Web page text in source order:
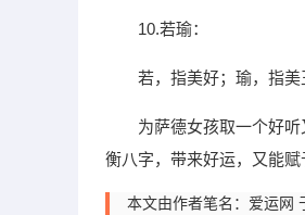
10.若瑜：
若，指美好；瑜，指美
为萨德女孩取一个好
衡八字，带来好运，又能赋
本文由作者笔名：爱运网